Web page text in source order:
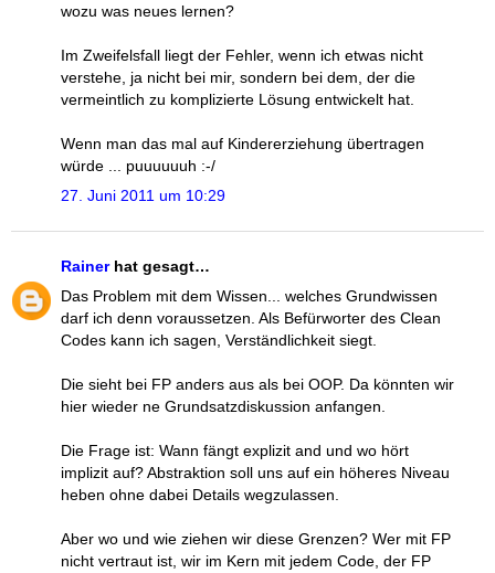
wozu was neues lernen?
Im Zweifelsfall liegt der Fehler, wenn ich etwas nicht
verstehe, ja nicht bei mir, sondern bei dem, der die
vermeintlich zu komplizierte Lösung entwickelt hat.
Wenn man das mal auf Kindererziehung übertragen
würde ... puuuuuuh :-/
27. Juni 2011 um 10:29
Rainerhat gesagt…
Das Problem mit dem Wissen... welches Grundwissen
darf ich denn voraussetzen. Als Befürworter des Clean
Codes kann ich sagen, Verständlichkeit siegt.
Die sieht bei FP anders aus als bei OOP. Da könnten wir
hier wieder ne Grundsatzdiskussion anfangen.
Die Frage ist: Wann fängt explizit and und wo hört
implizit auf? Abstraktion soll uns auf ein höheres Niveau
heben ohne dabei Details wegzulassen.
Aber wo und wie ziehen wir diese Grenzen? Wer mit FP
nicht vertraut ist, wir im Kern mit jedem Code, der FP